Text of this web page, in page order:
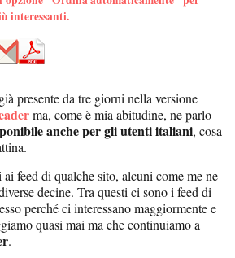
interessanti.
presente da tre giorni nella versione
ma, come è mia abitudine, ne parlo
anche per gli utenti italiani, cosa
feed di qualche sito, alcuni come me ne
decine. Tra questi ci sono i feed di
perché ci interessano maggiormente e
quasi mai ma che continuiamo a
.